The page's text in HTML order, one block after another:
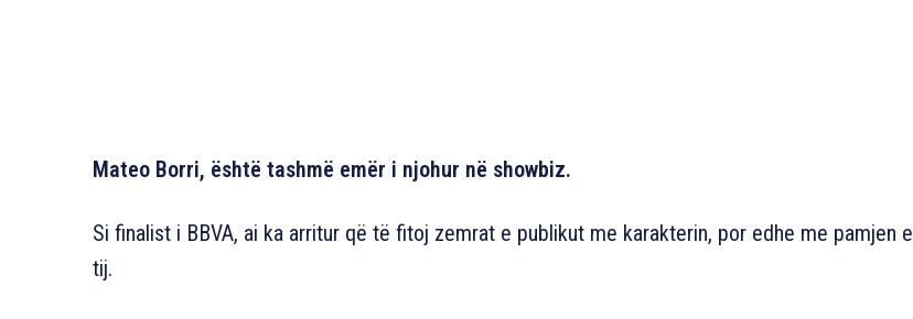
Mateo Borri, është tashmë emër i njohur në showbiz.
Si finalist i BBVA, ai ka arritur që të fitoj zemrat e publikut me karakterin, por edhe me pamjen e
tij.